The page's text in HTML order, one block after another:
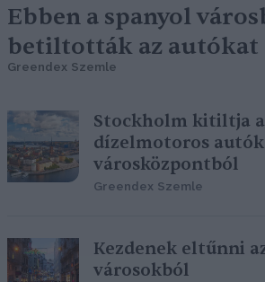
Ebben a spanyol
betiltották az autókat
Greendex Szemle
Stockholm kitiltja a
dízelmotoros
városközpontból
Greendex Szemle
Kezdenek eltűnni
városokból